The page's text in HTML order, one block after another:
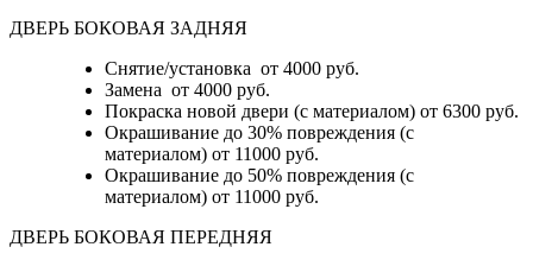
ДВЕРЬ БОКОВАЯ ЗАДНЯЯ
Снятие/установка от 4000 руб.
Замена от 4000 руб.
Покраска новой двери (с материалом) от 6300 руб.
Окрашивание до 30% повреждения (с
материалом) от 11000 руб.
Окрашивание до 50% повреждения (с
материалом) от 11000 руб.
ДВЕРЬ БОКОВАЯ ПЕРЕДНЯЯ